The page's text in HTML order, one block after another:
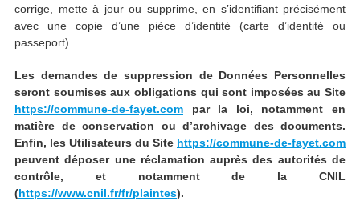
corrige, mette à jour ou supprime, en s’identifiant précisément
avec une copie d’une pièce d’identité (carte d’identité ou
passeport).
Les demandes de suppression de Données Personnelles
seront soumises aux obligations qui sont imposées au Site
https://commune-de-fayet.com par la loi, notamment en
matière de conservation ou d’archivage des documents.
Enfin, les Utilisateurs du Site https://commune-de-fayet.com
peuvent déposer une réclamation auprès des autorités de
contrôle, et notamment de la CNIL
(https://www.cnil.fr/fr/plaintes).